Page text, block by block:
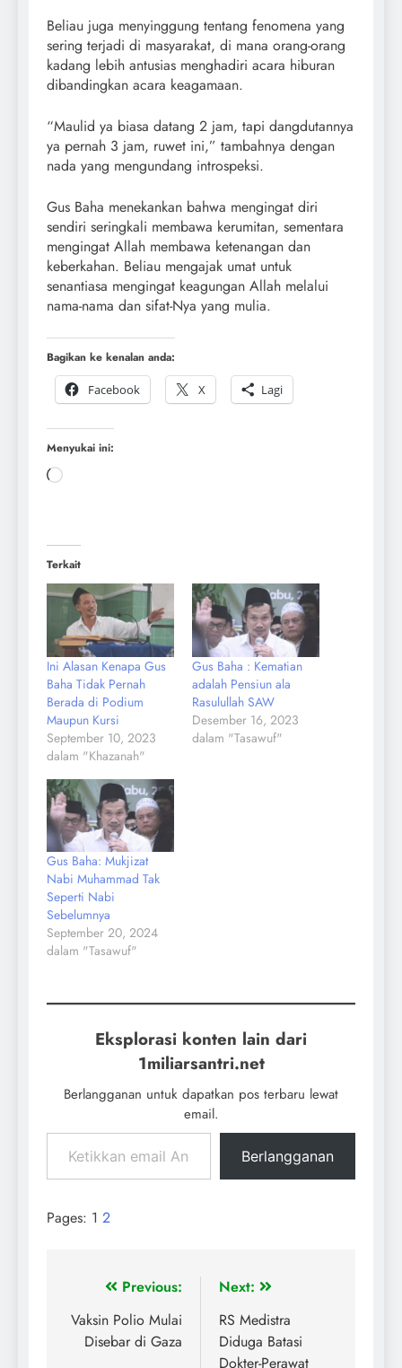
Beliau juga menyinggung tentang fenomena yang
sering terjadi di masyarakat, di mana orang-orang
kadang lebih antusias menghadiri acara hiburan
dibandingkan acara keagamaan.
“Maulid ya biasa datang 2 jam, tapi dangdutannya
ya pernah 3 jam, ruwet ini,” tambahnya dengan
nada yang mengundang introspeksi.
Gus Baha menekankan bahwa mengingat diri
sendiri seringkali membawa kerumitan, sementara
mengingat Allah membawa ketenangan dan
keberkahan. Beliau mengajak umat untuk
senantiasa mengingat keagungan Allah melalui
nama-nama dan sifat-Nya yang mulia.
Bagikan ke kenalan anda:
Facebook
X Lagi
Menyukai ini:
Terkait
Ini Alasan Kenapa Gus
Baha Tidak Pernah
Berada di Podium
Maupun Kursi
September 10, 2023
dalam "Khazanah"
Gus Baha : Kematian
adalah Pensiun ala
Rasulullah SAW
Desember 16, 2023
dalam "Tasawuf"
Gus Baha: Mukjizat
Nabi Muhammad Tak
Seperti Nabi
Sebelumnya
September 20, 2024
dalam "Tasawuf"
Eksplorasi konten lain dari
1miliarsantri.net
Berlangganan untuk dapatkan pos terbaru lewat
email.
Berlangganan
Pages: 1 2
Previous:
Vaksin Polio Mulai
Disebar di Gaza
Next:
RS Medistra
Diduga Batasi
Dokter-Perawat